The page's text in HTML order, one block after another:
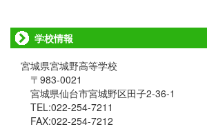
学校情報
宮城県宮城野高等学校
〒983-0021
宮城県仙台市宮城野区田子2-36-1
TEL:022-254-7211
FAX:022-254-7212